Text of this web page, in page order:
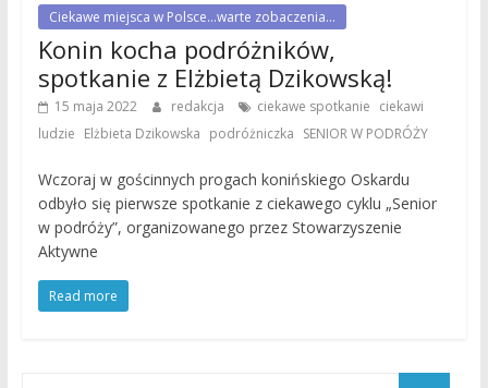
Ciekawe miejsca w Polsce...warte zobaczenia...
Konin kocha podróżników,
spotkanie z Elżbietą Dzikowską!
15 maja 2022 redakcja ciekawe spotkanie ciekawi
ludzie Elżbieta Dzikowska podróżniczka SENIOR W PODRÓŻY
Wczoraj w gościnnych progach konińskiego Oskardu
odbyło się pierwsze spotkanie z ciekawego cyklu „Senior
w podróży”, organizowanego przez Stowarzyszenie
Aktywne
Read more